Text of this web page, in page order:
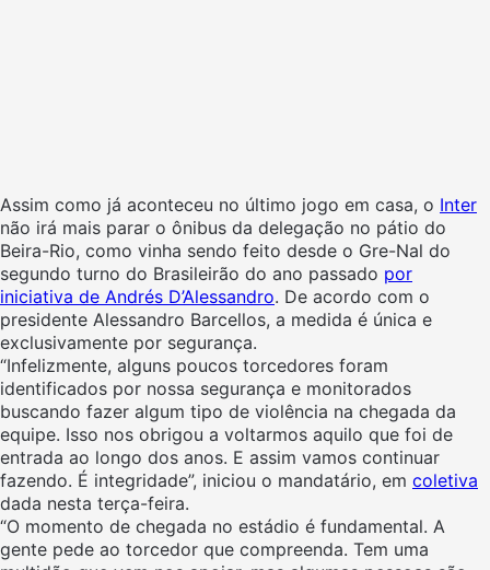
Assim como já aconteceu no último jogo em casa, o Inter
não irá mais parar o ônibus da delegação no pátio do
Beira-Rio, como vinha sendo feito desde o Gre-Nal do
segundo turno do Brasileirão do ano passado por
iniciativa de Andrés D’Alessandro. De acordo com o
presidente Alessandro Barcellos, a medida é única e
exclusivamente por segurança.
“Infelizmente, alguns poucos torcedores foram
identificados por nossa segurança e monitorados
buscando fazer algum tipo de violência na chegada da
equipe. Isso nos obrigou a voltarmos aquilo que foi de
entrada ao longo dos anos. E assim vamos continuar
fazendo. É integridade”, iniciou o mandatário, em coletiva
dada nesta terça-feira.
“O momento de chegada no estádio é fundamental. A
gente pede ao torcedor que compreenda. Tem uma